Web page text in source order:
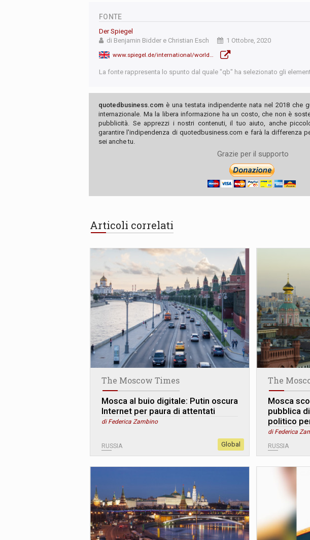
FONTE
Der Spiegel
di Benjamin Bidder e Christian Esch
1 Ottobre, 2020
www.spiegel.de/international/world/alexei-navalny-on-his-poisoning-i-assert-that-putin-was-behind-the-crime-a-ae5923d5-20f3-4117-80bd-39a99b5b86f4
La fonte rappresenta lo spunto dal quale "qb" ha selezionato gli
quotedbusiness.com è una testata indipendente nata nel 2018 che
internazionale. Ma la libera informazione ha un costo, che non è
pubblicità. Se apprezzi i nostri contenuti, il tuo aiuto, anche
garantire l'indipendenza di quotedbusiness.com e farà la differenza
sei anche tu.
Grazie per il supporto
Articoli correlati
The Moscow Times
Mosca al buio digitale: Putin oscura
Internet per paura di attentati
di Federica Zambino
RUSSIA Global
The
Mosca
pubblica
politico
di Federica
RUSSIA